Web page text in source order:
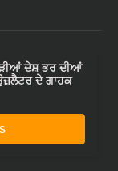
ਦੇਸ਼ ਭਰ ਦੀਆਂ
ਦੇ ਗਾਹਕ